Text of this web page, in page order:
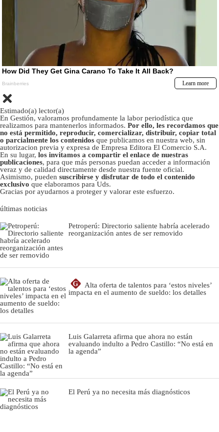
Estimado(a) lector(a)
En Gestión, valoramos profundamente la labor periodística que
realizamos para mantenerlos informados. Por ello, les recordamos que
no está permitido, reproducir, comercializar, distribuir, copiar total
o parcialmente los contenidos que publicamos en nuestra web, sin
autorizacion previa y expresa de Empresa Editora El Comercio S.A.
En su lugar, los invitamos a compartir el enlace de nuestras
publicaciones, para que más personas puedan acceder a información
veraz y de calidad directamente desde nuestra fuente oficial.
Asimismo, pueden suscribirse y disfrutar de todo el contenido
exclusivo que elaboramos para Uds.
Gracias por ayudarnos a proteger y valorar este esfuerzo.
últimas noticias
Petroperú: Directorio saliente habría acelerado
reorganización antes de ser removido
G
Alta oferta de talentos para ‘estos niveles’
impacta en el aumento de sueldo: los detalles
Luis Galarreta afirma que ahora no están
evaluando indulto a Pedro Castillo: “No está en
la agenda”
El Perú ya no necesita más diagnósticos